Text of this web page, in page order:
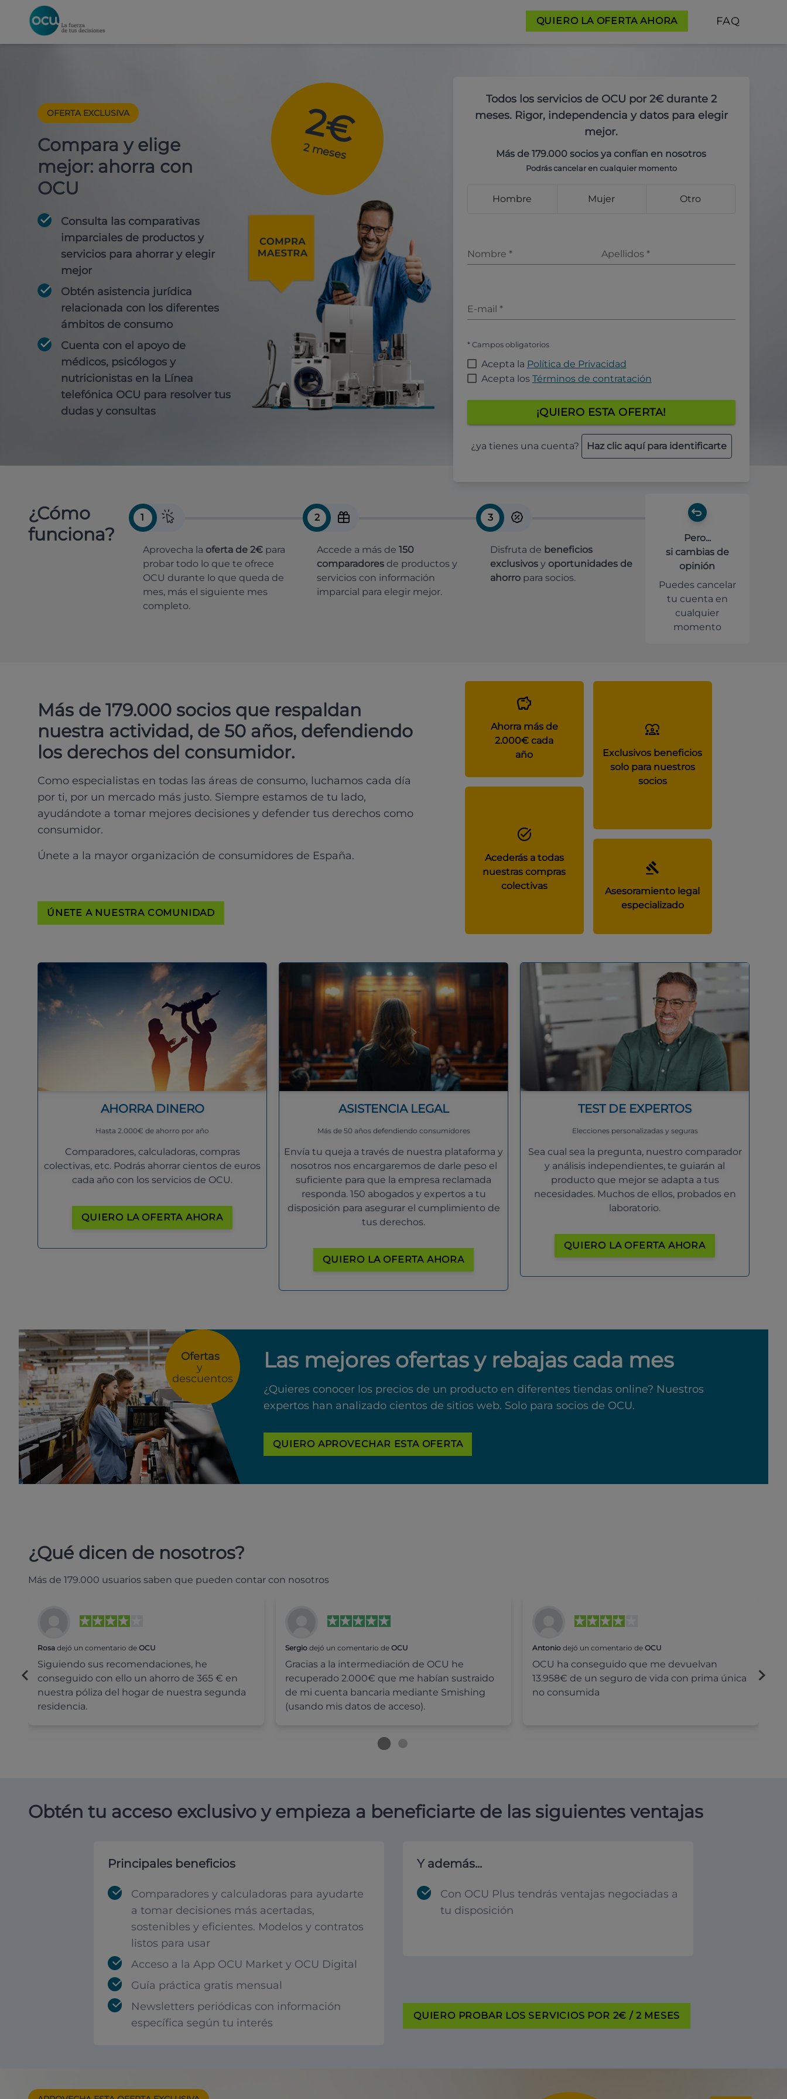
QUIERO LA OFERTA AHORA FAQ
OFERTA EXCLUSIVA
Compara y elige
mejor: ahorra con
OCU
Consulta las comparativas
imparciales de productos y
servicios para ahorrar y elegir
mejor
Obtén asistencia jurídica
relacionada con los diferentes
ámbitos de consumo
Cuenta con el apoyo de
médicos, psicólogos y
nutricionistas en la Línea
telefónica OCU para resolver tus
dudas y consultas
2€
2 meses
Todos los servicios de OCU por 2€ durante 2
meses. Rigor, independencia y datos para elegir
mejor.
Más de 179.000 socios ya confían en nosotros
Podrás cancelar en cualquier momento
Hombre Mujer Otro
Nombre * Apellidos *
E-mail *
* Campos obligatorios
Acepta la Política de Privacidad
Acepta los Términos de contratación
¡QUIERO ESTA OFERTA!
¿ya tienes una cuenta? Haz clic aquí para identificarte
¿Cómo
funciona?
1
Aprovecha la oferta de 2€ para
probar todo lo que te ofrece
OCU durante lo que queda de
mes, más el siguiente mes
completo.
2
Accede a más de 150
comparadoresde productos y
servicios con información
imparcial para elegir mejor.
3
Disfruta de beneficios
exclusivos y oportunidades de
ahorro para socios.
Pero...
si cambias de
opinión
Puedes cancelar
tu cuenta en
cualquier
momento
Más de 179.000 socios que respaldan
nuestra actividad, de 50 años, defendiendo
los derechos del consumidor.
Como especialistas en todas las áreas de consumo, luchamos cada día
por ti, por un mercado más justo. Siempre estamos de tu lado,
ayudándote a tomar mejores decisiones y defender tus derechos como
consumidor.
Únete a la mayor organización de consumidores de España.
ÚNETE A NUESTRA COMUNIDAD
Ahorra más de
2.000€ cada
año
Exclusivos beneficios
solo para nuestros
socios
Acederás a todas
nuestras compras
colectivas
Asesoramiento legal
especializado
AHORRA DINERO
Hasta 2.000€ de ahorro por año
Comparadores, calculadoras, compras
colectivas, etc. Podrás ahorrar cientos de euros
cada año con los servicios de OCU.
QUIERO LA OFERTA AHORA
ASISTENCIA LEGAL
Más de 50 años defendiendo consumidores
Envía tu queja a través de nuestra plataforma y
nosotros nos encargaremos de darle peso el
suficiente para que la empresa reclamada
responda. 150 abogados y expertos a tu
disposición para asegurar el cumplimiento de
tus derechos.
QUIERO LA OFERTA AHORA
TEST DE EXPERTOS
Elecciones personalizadas y seguras
Sea cual sea la pregunta, nuestro comparador
y análisis independientes, te guiarán al
producto que mejor se adapta a tus
necesidades. Muchos de ellos, probados en
laboratorio.
QUIERO LA OFERTA AHORA
Ofertas
y
descuentos
Las mejores ofertas y rebajas cada mes
¿Quieres conocer los precios de un producto en diferentes tiendas online? Nuestros
expertos han analizado cientos de sitios web. Solo para socios de OCU.
QUIERO APROVECHAR ESTA OFERTA
¿Qué dicen de nosotros?
Más de 179.000 usuarios saben que pueden contar con nosotros
Rosa dejó un comentario de OCU
Siguiendo sus recomendaciones, he
conseguido con ello un ahorro de 365 € en
nuestra póliza del hogar de nuestra segunda
residencia.
Sergiodejó un comentario de OCU
Gracias a la intermediación de OCU he
recuperado 2.000€ que me habían sustraido
de mi cuenta bancaria mediante Smishing
(usando mis datos de acceso).
Antonio dejó un comentario deOCU
OCU ha conseguido que me devuelvan
13.958€ de un seguro de vida con prima única
no consumida
Obtén tu acceso exclusivo y empieza a beneficiarte de las siguientes ventajas
Principales beneficios
Comparadores y calculadoras para ayudarte
a tomar decisiones más acertadas,
sostenibles y eficientes. Modelos y contratos
listos para usar
Acceso a la App OCU Market y OCU Digital
Guía práctica gratis mensual
Newsletters periódicas con información
específica según tu interés
Y además...
Con OCU Plus tendrás ventajas negociadas a
tu disposición
QUIERO PROBAR LOS SERVICIOS POR 2€ / 2 MESES